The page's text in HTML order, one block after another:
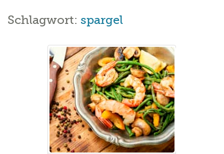
Schlagwort: spargel